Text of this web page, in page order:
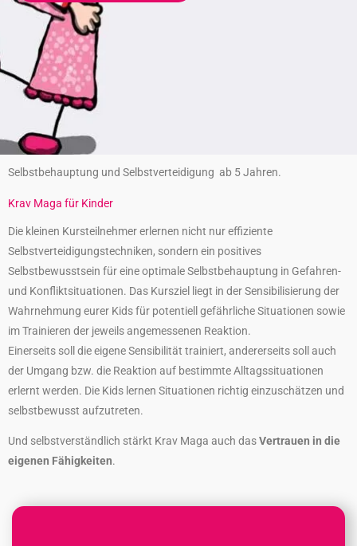
Selbstbehauptung und Selbstverteidigung ab 5 Jahren.
Krav Maga für Kinder
Die kleinen Kursteilnehmer erlernen nicht nur effiziente
Selbstverteidigungstechniken, sondern ein positives
Selbstbewusstsein für eine optimale Selbstbehauptung in Gefahren-
und Konfliktsituationen. Das Kursziel liegt in der Sensibilisierung der
Wahrnehmung eurer Kids für potentiell gefährliche Situationen sowie
im Trainieren der jeweils angemessenen Reaktion.
Einerseits soll die eigene Sensibilität trainiert, andererseits soll auch
der Umgang bzw. die Reaktion auf bestimmte Alltagssituationen
erlernt werden. Die Kids lernen Situationen richtig einzuschätzen und
selbstbewusst aufzutreten.
Und selbstverständlich stärkt Krav Maga auch dasVertrauen in die
eigenen Fähigkeiten.